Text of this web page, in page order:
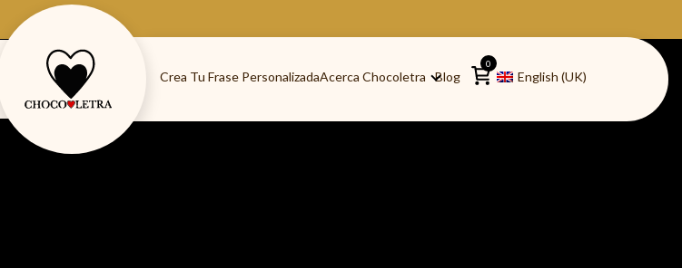
Crea Tu Frase PersonalizadaAcerca Chocoletra Blog
0
English (UK)